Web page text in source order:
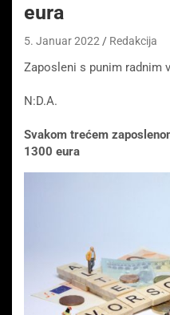
eura
5. Januar 2022 Redakcija
Zaposleni s punim radnim
N:D.A.
Svakom trećem
1300 eura